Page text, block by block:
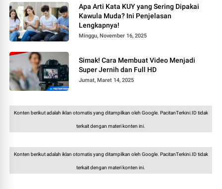
Apa Arti Kata KUY yang Sering Dipakai
Kawula Muda? Ini Penjelasan
Lengkapnya!
Minggu, November 16, 2025
Simak! Cara Membuat Video Menjadi
Super Jernih dan Full HD
Jumat, Maret 14, 2025
Konten berikut adalah iklan otomatis yang ditampilkan oleh Google. PacitanTerkini.ID tidak
terkait dengan materi konten ini.
Konten berikut adalah iklan otomatis yang ditampilkan oleh Google. PacitanTerkini.ID tidak
terkait dengan materi konten ini.